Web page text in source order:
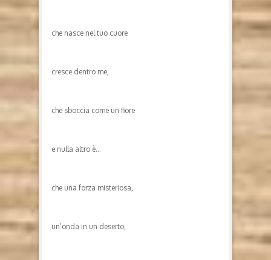
che nasce nel tuo cuore
cresce dentro me,
che sboccia come un fiore
e nulla altro è…
che una forza misteriosa,
un’onda in un deserto,